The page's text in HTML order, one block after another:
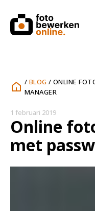
/ BLOG /ONLINE
MANAGER
1 februari 2019
Online
met